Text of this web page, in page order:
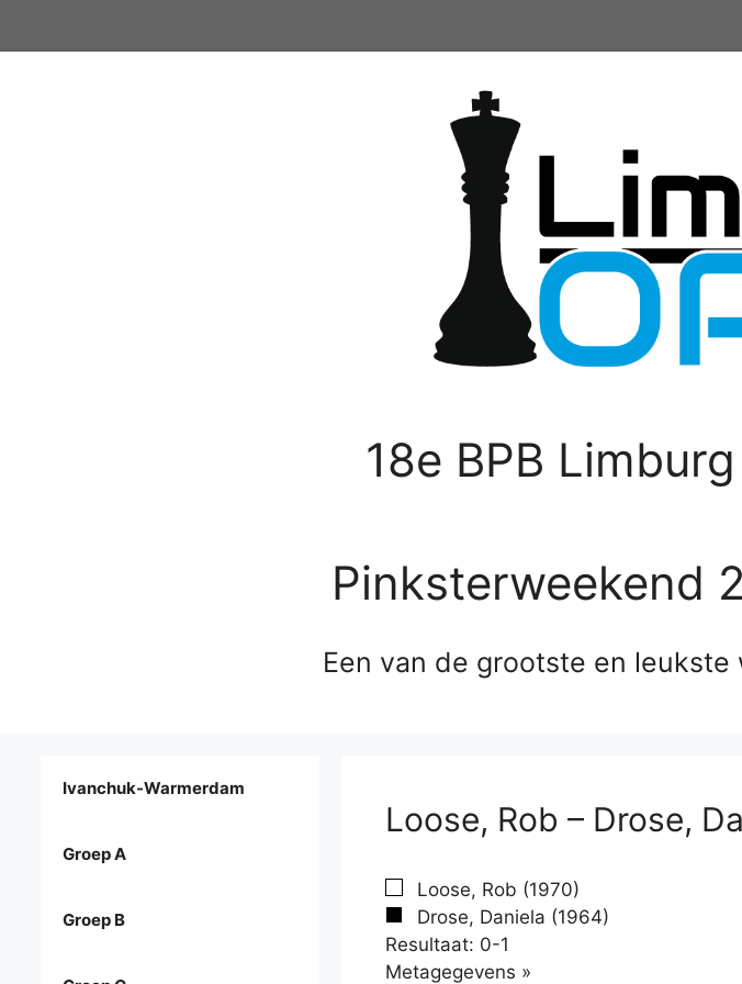
18e BPB
Pinksterweekend
Een van de grootste en
Loose, Rob – Drose,
Loose, Rob (1970)
Drose, Daniela (1964)
Resultaat: 0-1
Metagegevens »
Ivanchuk-Warmerdam
Groep A
Groep B